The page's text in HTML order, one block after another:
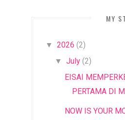
MY
▼ 2026 (2)
▼ July (2)
EISAI
PERTAMA DI
NOW IS YOUR